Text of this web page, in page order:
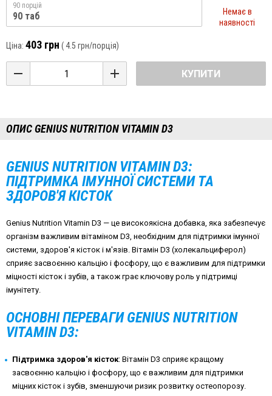
90 порцій
90 таб
Немає в
наявності
Ціна: 403 грн (4.5 грн/порція)
КУПИТИ
ОПИС GENIUS NUTRITION VITAMIN D3
GENIUS NUTRITION VITAMIN D3:
ПІДТРИМКА ІМУННОЇ СИСТЕМИ ТА
ЗДОРОВ'Я КІСТОК
Genius Nutrition Vitamin D3 — це високоякісна добавка, яка забезпечує
організм важливим вітаміном D3, необхідним для підтримки імунної
системи, здоров'я кісток і м'язів. Вітамін D3 (холекальциферол)
сприяє засвоєнню кальцію і фосфору, що є важливим для підтримки
міцності кісток і зубів, а також грає ключову роль у підтримці
імунітету.
ОСНОВНІ ПЕРЕВАГИ GENIUS NUTRITION
VITAMIN D3:
Підтримка здоров'я кісток: Вітамін D3 сприяє кращому
засвоєнню кальцію і фосфору, що є важливим для підтримки
міцних кісток і зубів, зменшуючи ризик розвитку остеопорозу.